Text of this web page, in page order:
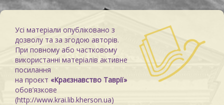
Усі матеріали опубліковано з
дозволу та за згодою авторів.
При повному або частковому
використанні матеріалів активне
посилання
на проєкт «Краєзнавство Таврії»
обов’язкове
(http://www.krai.lib.kherson.ua)